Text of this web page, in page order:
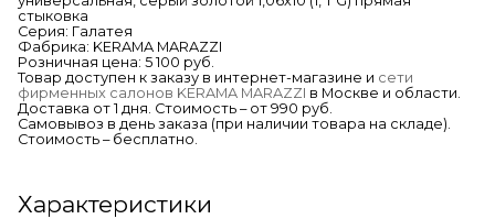
стыковка
Серия: Галатея
Фабрика: KERAMA MARAZZI
Розничная цена: 5 100 руб.
Товар доступен к заказу в интернет-магазине и сети
фирменных салонов KERAMA MARAZZI в Москве и области.
Доставка от 1 дня. Стоимость – от 990 руб.
Самовывоз в день заказа (при наличии товара на складе).
Стоимость – бесплатно.
Характеристики